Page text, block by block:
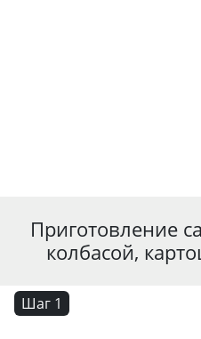
Приготовление
колбасой,
Шаг 1